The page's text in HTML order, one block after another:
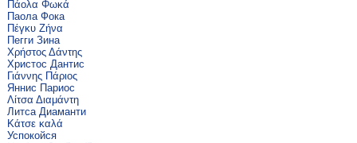
Πάολα Φωκά
Паола Фока
Πέγκυ Ζήνα
Пегги Зина
Χρήστος Δάντης
Христос Дантис
Γιάννης Πάριος
Яннис Париос
Λίτσα Διαμάντη
Литса Диаманти
Κάτσε καλά
Успокойся